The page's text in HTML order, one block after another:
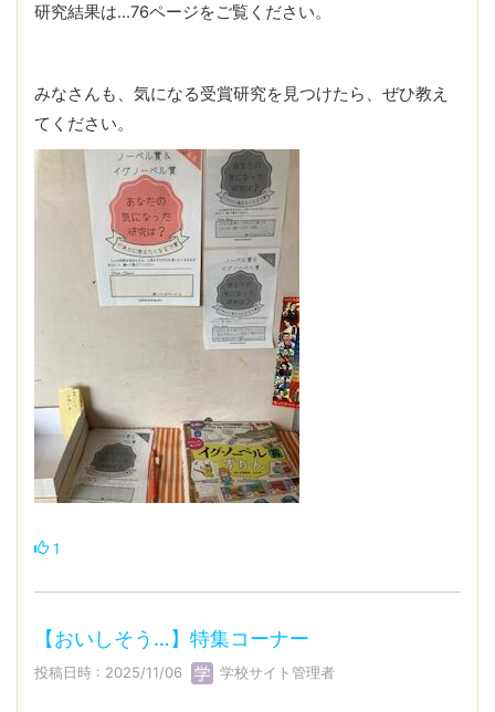
研究結果は…76ページをご覧ください。
みなさんも、気になる受賞研究を見つけたら、ぜひ教え
てください。
1
【おいしそう…】特集コーナー
投稿日時 : 2025/11/06 学校サイト管理者